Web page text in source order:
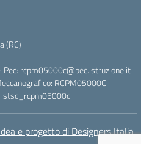
(RC)
rcpm05000c@pec.istruzione.it
RCPM05000C
istsc_rcpm05000c
e progetto di Designers Italia